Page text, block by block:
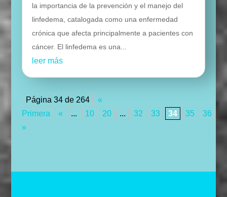
la importancia de la prevención y el manejo del
linfedema, catalogada como una enfermedad
crónica que afecta principalmente a pacientes con
cáncer. El linfedema es una...
leer más
Página 34 de 264
«
Primera
« ... 10 20 ... 32 33 34 35 36
»